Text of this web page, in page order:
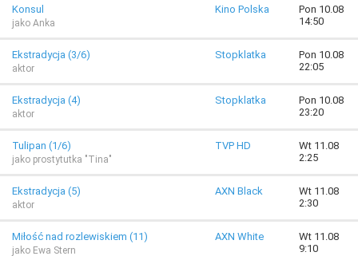
Konsul
jako Anka
Kino Polska
Pon 10.08
14:50
Ekstradycja (3/6)
aktor
Stopklatka
Pon 10.08
22:05
Ekstradycja (4)
aktor
Stopklatka
Pon 10.08
23:20
Tulipan (1/6)
jako prostytutka "Tina"
TVP HD
Wt 11.08
2:25
Ekstradycja (5)
aktor
AXN Black
Wt 11.08
2:30
Miłość nad rozlewiskiem (11)
jako Ewa Stern
AXN White
Wt 11.08
9:10